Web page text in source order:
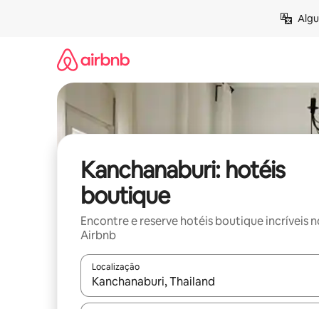
Kanchanaburi: hotéis
boutique
Encontre e reserve hotéis boutique incríveis
Airbnb
Localização
Quando os resultados estiverem disponíveis,